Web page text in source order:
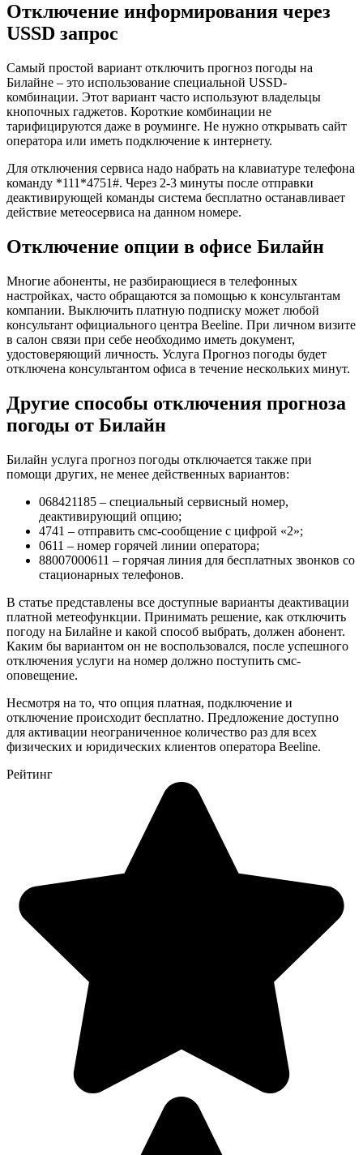
Отключение информирования через
USSD запрос
Самый простой вариант отключить прогноз погоды на
Билайне – это использование специальной USSD-
комбинации. Этот вариант часто используют владельцы
кнопочных гаджетов. Короткие комбинации не
тарифицируются даже в роуминге. Не нужно открывать сайт
оператора или иметь подключение к интернету.
Для отключения сервиса надо набрать на клавиатуре телефона
команду *111 *4751#. Через 2-3 минуты после отправки
деактивирующей команды система бесплатно останавливает
действие метеосервиса на данном номере.
Отключение опции в офисе Билайн
Многие абоненты, не разбирающиеся в телефонных
настройках, часто обращаются за помощью к консультантам
компании. Выключить платную подписку может любой
консультант официального центра Beeline. При личном визите
в салон связи при себе необходимо иметь документ,
удостоверяющий личность. Услуга Прогноз погоды будет
отключена консультантом офиса в течение нескольких минут.
Другие способы отключения прогноза
погоды от Билайн
Билайн услуга прогноз погоды отключается также при
помощи других, не менее действенных вариантов:
068421185 – специальный сервисный номер,
деактивирующий опцию;
4741 – отправить смс-сообщение с цифрой «2»;
0611 – номер горячей линии оператора;
88007000611 – горячая линия для бесплатных звонков со
стационарных телефонов.
В статье представлены все доступные варианты деактивации
платной метеофункции. Принимать решение, как отключить
погоду на Билайне и какой способ выбрать, должен абонент.
Каким бы вариантом он не воспользовался, после успешного
отключения услуги на номер должно поступить смс-
оповещение.
Несмотря на то, что опция платная, подключение и
отключение происходит бесплатно. Предложение доступно
для активации неограниченное количество раз для всех
физических и юридических клиентов оператора Beeline.
Рейтинг